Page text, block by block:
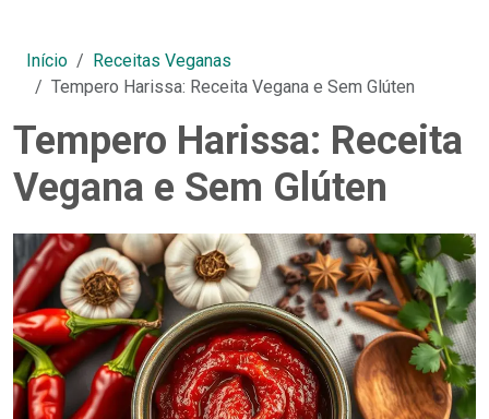
Início
Receitas Veganas
Tempero Harissa: Receita Vegana e Sem Glúten
Tempero Harissa: Receita
Vegana e Sem Glúten